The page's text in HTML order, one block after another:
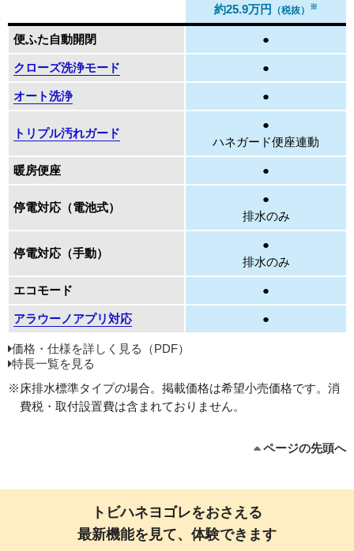
約25.9万円
（税抜） ※
便ふた自動開閉 ●
クローズ洗浄モード ●
オート洗浄 ●
トリプル汚れガード
●
ハネガード便座連動
暖房便座 ●
停電対応（電池式）
●
排水のみ
停電対応（手動）
●
排水のみ
エコモード ●
アラウーノアプリ対応 ●
価格・仕様を詳しく見る（PDF）
特長一覧を見る
※床排水標準タイプの場合。掲載価格は希望小売価格です。消
費税・取付設置費は含まれておりません。
ページの先頭へ
トビハネヨゴレをおさえる
最新機能を見て、体験できます